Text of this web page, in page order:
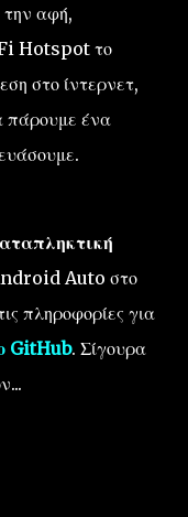
την αφή,
Fi Hotspot το
στο ίντερνετ,
πάρουμε ένα
Auto στο
πληροφορίες για
GitHub. Σίγουρα